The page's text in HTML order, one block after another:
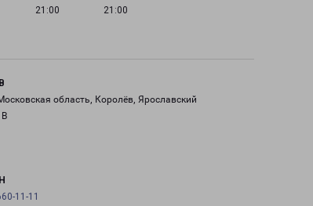
21:00
21:00
область, Королёв, Ярославский
11-11